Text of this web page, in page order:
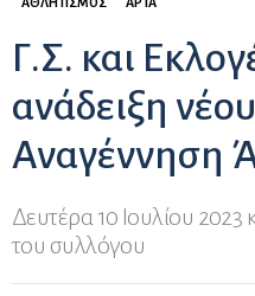
Γ.Σ. και
ανάδειξη
Αναγέννηση
Δευτέρα 10 Ιουλίου 2023
του συλλόγου